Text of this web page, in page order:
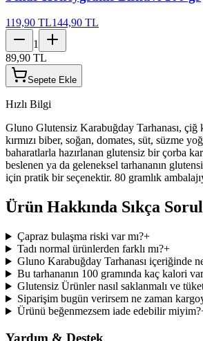
119,90 TL144,90 TL
1
89,90 TL
Sepete Ekle
Hızlı Bilgi
Gluno Glutensiz Karabuğday Tarhanası, çiğ
kırmızı biber, soğan, domates, süt, süzme
baharatlarla hazırlanan glutensiz bir çorba
beslenen ya da geleneksel tarhananın
için pratik bir seçenektir. 80 gramlık
Ürün Hakkında Sıkça
Çapraz bulaşma riski var mı?+
Tadı normal ürünlerden farklı mı?+
Gluno Karabuğday Tarhanası içeriğinde
Bu tarhananın 100 gramında kaç kalori
Glutensiz Ürünler nasıl saklanmalı ve
Siparişim bugün verirsem ne zaman
Ürünü beğenmezsem iade edebilir miyim?
Yardım & Destek